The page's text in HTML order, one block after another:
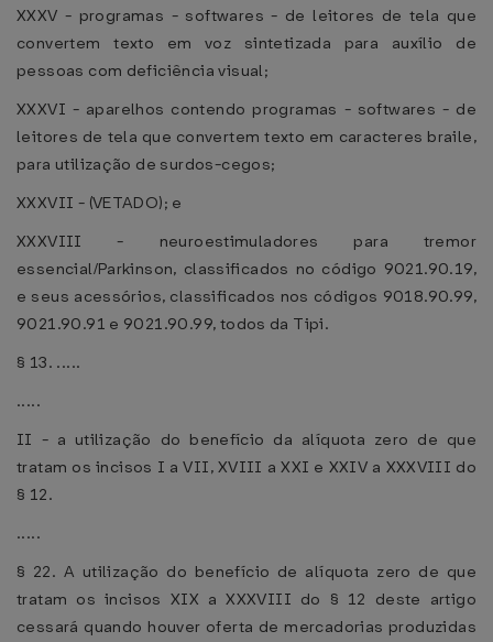
XXXV - programas - softwares - de leitores de tela que
convertem texto em voz sintetizada para auxílio de
pessoas com deficiência visual;
XXXVI - aparelhos contendo programas - softwares - de
leitores de tela que convertem texto em caracteres braile,
para utilização de surdos-cegos;
XXXVII - (VETADO); e
XXXVIII - neuroestimuladores para tremor
essencial/Parkinson, classificados no código 9021.90.19,
e seus acessórios, classificados nos códigos 9018.90.99,
9021.90.91 e 9021.90.99, todos da Tipi.
§ 13. .....
.....
II - a utilização do benefício da alíquota zero de que
tratam os incisos I a VII, XVIII a XXI e XXIV a XXXVIII do
§ 12.
.....
§ 22. A utilização do benefício de alíquota zero de que
tratam os incisos XIX a XXXVIII do § 12 deste artigo
cessará quando houver oferta de mercadorias produzidas